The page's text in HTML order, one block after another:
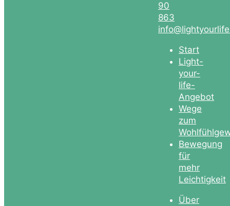
90
863
Start
Light-
your-
life-
Angebot
Wege
zum
Bewegung
für
mehr
Leichtigkeit
Über